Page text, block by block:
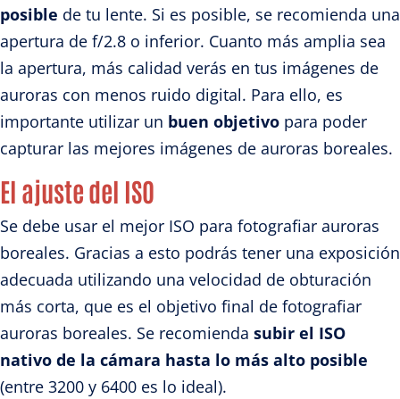
posible de tu lente. Si es posible, se recomienda una
apertura de f/2.8 o inferior. Cuanto más amplia sea
la apertura, más calidad verás en tus imágenes de
auroras con menos ruido digital. Para ello, es
importante utilizar un buen objetivo para poder
capturar las mejores imágenes de auroras boreales.
El ajuste del ISO
Se debe usar el mejor ISO para fotografiar auroras
boreales. Gracias a esto podrás tener una exposición
adecuada utilizando una velocidad de obturación
más corta, que es el objetivo final de fotografiar
auroras boreales. Se recomienda subir el ISO
nativo de la cámara hasta lo más alto posible
(entre 3200 y 6400 es lo ideal).